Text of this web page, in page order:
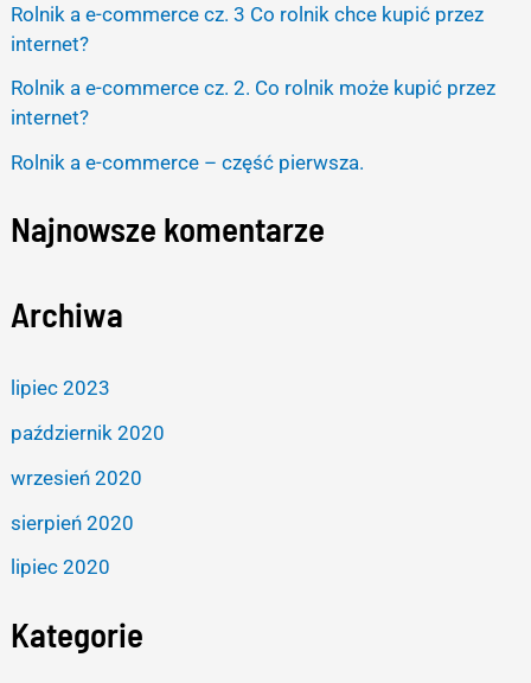
r
:
Rolnik a e-commerce cz. 3 Co rolnik chce kupić przez
internet?
Rolnik a e-commerce cz. 2. Co rolnik może kupić przez
internet?
Rolnik a e-commerce – część pierwsza.
Najnowsze komentarze
Archiwa
lipiec 2023
październik 2020
wrzesień 2020
sierpień 2020
lipiec 2020
Kategorie